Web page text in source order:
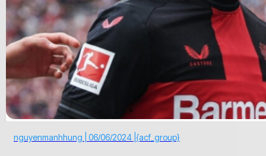
nguyenmanhhung | 06/06/2024 | {acf_group}